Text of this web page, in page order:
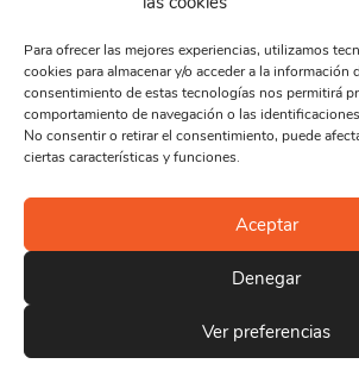
Para ofrecer las mejores experiencias, utilizamos
cookies para almacenar y/o acceder a la información
consentimiento de estas tecnologías nos permitirá
comportamiento de navegación o las
No consentir o retirar el consentimiento, puede
ciertas características y funciones.
Aceptar
Denegar
Ver preferencias
Lun-Vie 09:00 a
Barcelona,
© Copyright 2026 ® 306grados -